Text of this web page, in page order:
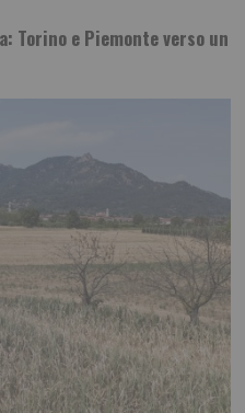
Torino e Piemonte verso un